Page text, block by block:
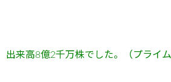
出来高8億2千万株でした。（プ